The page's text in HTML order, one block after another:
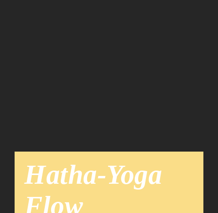
Hatha-Yoga
Flow